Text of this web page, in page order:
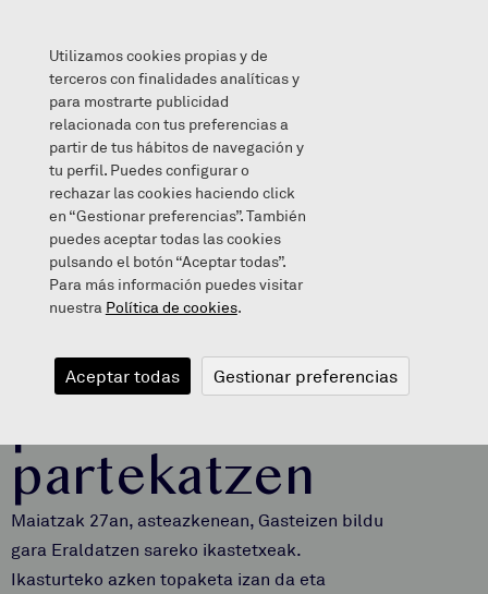
Berriak/Eskoletako praktika onak partekatzen
May 27, 2026
Eskoletako
praktika onak
partekatzen
Maiatzak 27an, asteazkenean, Gasteizen bildu
gara Eraldatzen sareko ikastetxeak.
Ikasturteko azken topaketa izan da eta
Utilizamos cookies propias y de
terceros con finalidades analíticas y
para mostrarte publicidad
relacionada con tus preferencias a
partir de tus hábitos de navegación y
tu perfil. Puedes configurar o
rechazar las cookies haciendo click
en “Gestionar preferencias”. También
puedes aceptar todas las cookies
pulsando el botón “Aceptar todas”.
Para más información puedes visitar
nuestra Política de cookies.
Aceptar todas Gestionar preferencias